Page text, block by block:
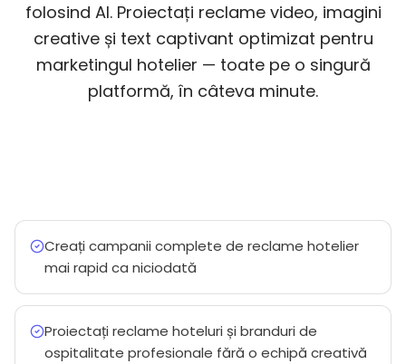
folosind AI. Proiectați reclame video, imagini
creative și text captivant optimizat pentru
marketingul hotelier — toate pe o singură
platformă, în câteva minute.
Creați campanii complete de reclame hotelier
mai rapid ca niciodată
Proiectați reclame hoteluri și branduri de
ospitalitate profesionale fără o echipă creativă